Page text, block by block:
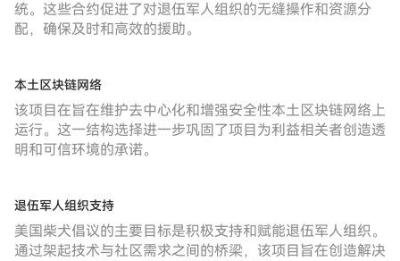
统。这些合约促进了对退伍军人组织的无缝操作和资源分
配，确保及时和高效的援助。
本土区块链网络
该项目在旨在维护去中心化和增强安全性本土区块链网络上
运行。这一结构选择进一步巩固了项目为利益相关者创造透
明和可信环境的承诺。
退伍军人组织支持
美国柴犬倡议的主要目标是积极支持和赋能退伍军人组织。
通过架起技术与社区需求之间的桥梁，该项目旨在创造解决